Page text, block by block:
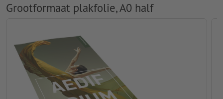
Grootformaat plakfolie, A0 half